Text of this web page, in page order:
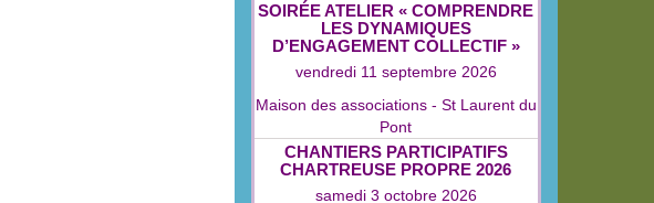
SOIRÉE ATELIER « COMPRENDRE
LES DYNAMIQUES
D’ENGAGEMENT COLLECTIF »
vendredi 11 septembre 2026
Maison des associations - St Laurent du
Pont
CHANTIERS PARTICIPATIFS
CHARTREUSE PROPRE 2026
samedi 3 octobre 2026